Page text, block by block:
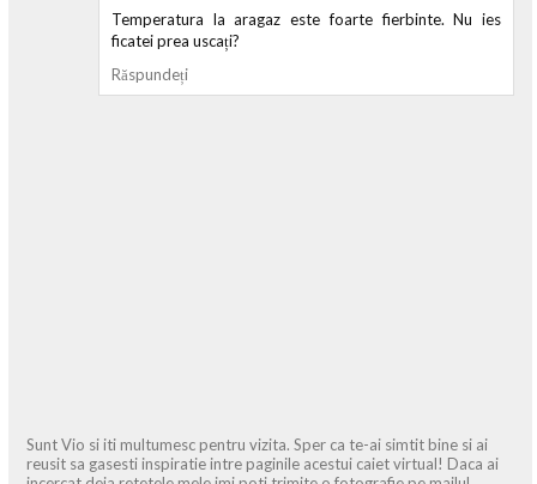
Temperatura la aragaz este foarte fierbinte. Nu ies
ficatei prea uscați?
Răspundeți
Sunt Vio si iti multumesc pentru vizita. Sper ca te-ai simtit bine si ai
reusit sa gasesti inspiratie intre paginile acestui caiet virtual! Daca ai